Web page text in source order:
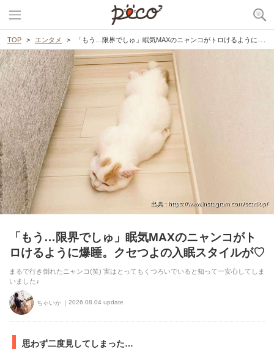
TOP エンタメ 「もう…限界でしゅ」眠気MAXのニャンコがトロけるように爆睡。クセつよの入眠スタイルが♡
出典 : https://www.instagram.com/scatllop/
「もう…限界でしゅ」眠気MAXのニャンコがト
ロけるように爆睡。クセつよの入眠スタイルが♡
まるで行き倒れたニャンコ(笑) 実はとってもくつろいでいると知って一安心してしま
いました♪
ちゃいか 2026.08.04 update
思わず二度見してしまった…